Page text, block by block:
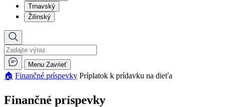
Trnavský
Žilinský
Menu Zavrieť
🏠︎ Finančné príspevky Príplatok k prídavku na dieťa
Finančné príspevky